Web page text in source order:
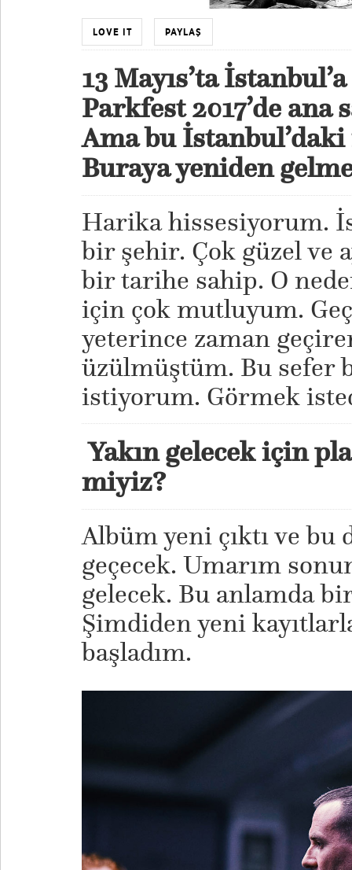
LOVE IT PAYLAŞ
13 Mayıs’ta
Parkfest 2017’de ana
Ama bu
Buraya yeniden
Harika hissesiyorum.
bir şehir. Çok güzel ve
bir tarihe sahip. O
için çok mutluyum.
yeterince zaman
üzülmüştüm. Bu sefer
istiyorum. Görmek
Yakın gelecek için
miyiz?
Albüm yeni çıktı ve
geçecek. Umarım
gelecek. Bu anlamda
Şimdiden yeni
başladım.